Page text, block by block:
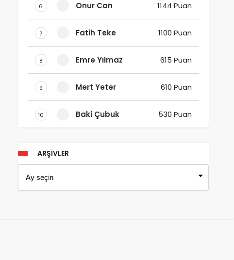
6 Onur Can 1144 Puan
7 Fatih Teke 1100 Puan
8 Emre Yılmaz 615 Puan
9 Mert Yeter 610 Puan
10 Baki Çubuk 530 Puan
ARŞIVLER